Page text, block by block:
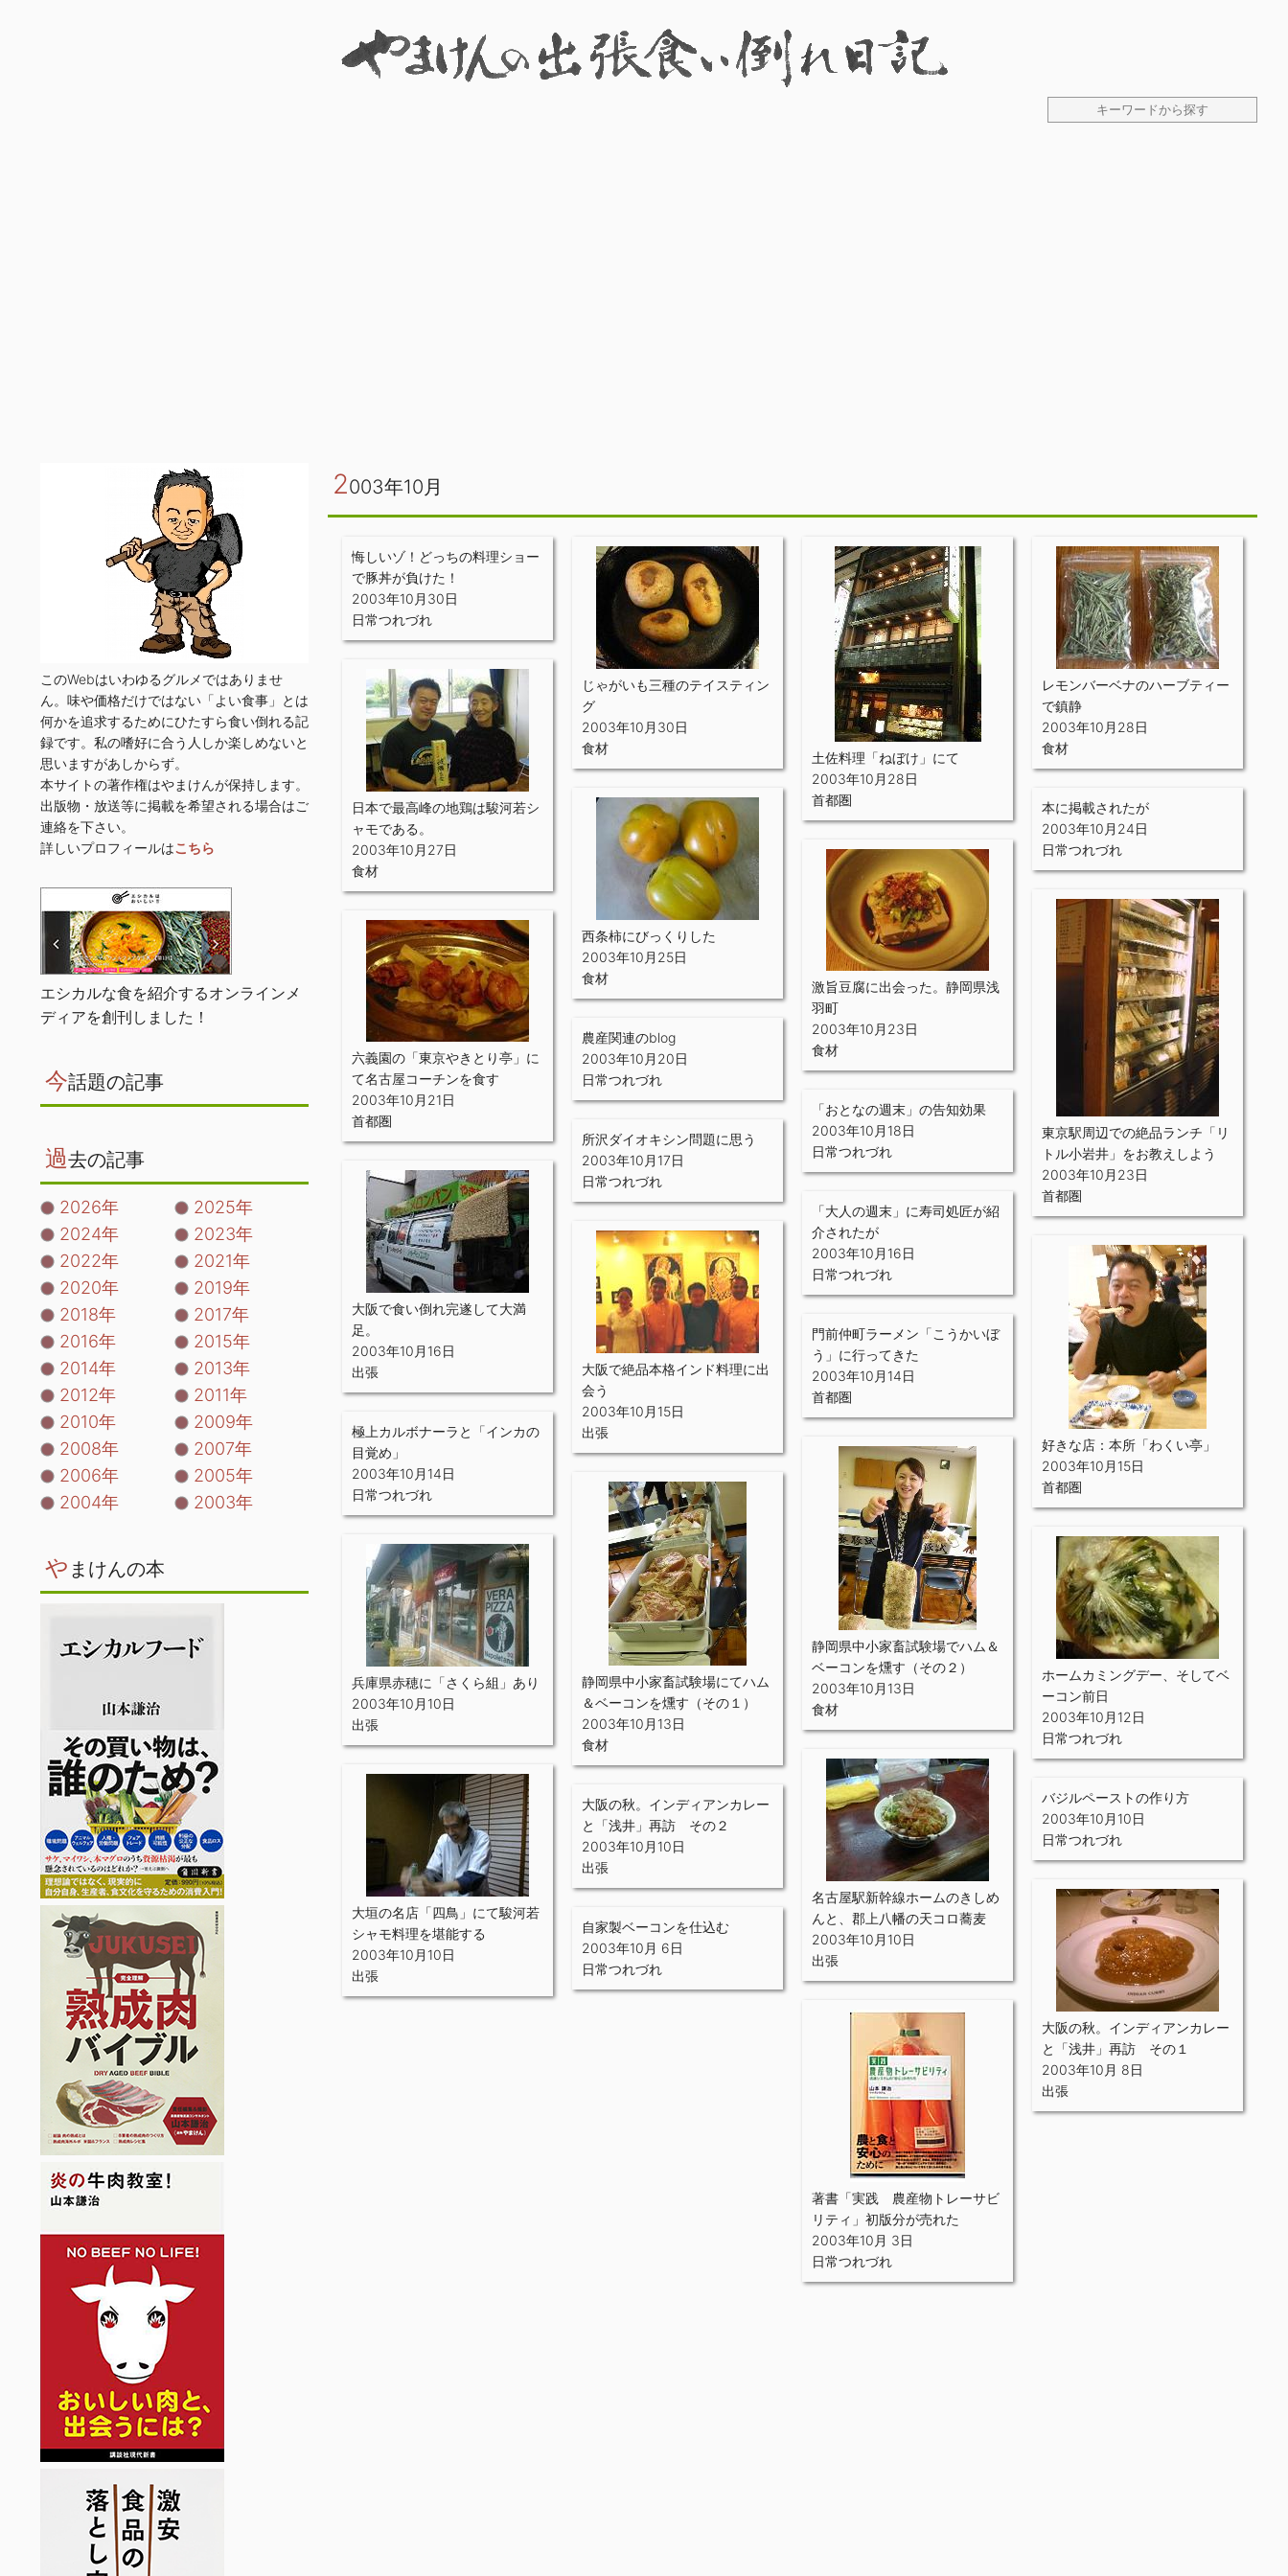
2003年10月
悔しいゾ！どっちの料理ショー
で豚丼が負けた！
2003年10月30日
日常つれづれ
じゃがいも三種のテイスティン
グ
2003年10月30日
食材
土佐料理「ねぼけ」にて
2003年10月28日
首都圏
レモンバーベナのハーブティー
で鎮静
2003年10月28日
食材
日本で最高峰の地鶏は駿河若シ
ャモである。
2003年10月27日
食材
西条柿にびっくりした
2003年10月25日
食材
本に掲載されたが
2003年10月24日
日常つれづれ
激旨豆腐に出会った。静岡県浅
羽町
2003年10月23日
食材
東京駅周辺での絶品ランチ「リ
トル小岩井」をお教えしよう
2003年10月23日
首都圏
六義園の「東京やきとり亭」に
て名古屋コーチンを食す
2003年10月21日
首都圏
農産関連のblog
2003年10月20日
日常つれづれ
「おとなの週末」の告知効果
2003年10月18日
日常つれづれ
所沢ダイオキシン問題に思う
2003年10月17日
日常つれづれ
大阪で食い倒れ完遂して大満
足。
2003年10月16日
出張
「大人の週末」に寿司処匠が紹
介されたが
2003年10月16日
日常つれづれ
大阪で絶品本格インド料理に出
会う
2003年10月15日
出張
好きな店：本所「わくい亭」
2003年10月15日
首都圏
門前仲町ラーメン「こうかいぼ
う」に行ってきた
2003年10月14日
首都圏
極上カルボナーラと「インカの
目覚め」
2003年10月14日
日常つれづれ
静岡県中小家畜試験場でハム＆
ベーコンを燻す（その２）
2003年10月13日
食材
静岡県中小家畜試験場にてハム
＆ベーコンを燻す（その１）
2003年10月13日
食材
ホームカミングデー、そしてベ
ーコン前日
2003年10月12日
日常つれづれ
兵庫県赤穂に「さくら組」あり
2003年10月10日
出張
名古屋駅新幹線ホームのきしめ
んと、郡上八幡の天コロ蕎麦
2003年10月10日
出張
大垣の名店「四鳥」にて駿河若
シャモ料理を堪能する
2003年10月10日
出張
バジルペーストの作り方
2003年10月10日
日常つれづれ
大阪の秋。インディアンカレー
と「浅井」再訪 その２
2003年10月10日
出張
大阪の秋。インディアンカレー
と「浅井」再訪 その１
2003年10月 8日
出張
自家製ベーコンを仕込む
2003年10月 6日
日常つれづれ
著書「実践 農産物トレーサビ
リティ」初版分が売れた
2003年10月 3日
日常つれづれ
このWebはいわゆるグルメではありませ
ん。味や価格だけではない「よい食事」とは
何かを追求するためにひたすら食い倒れる記
録です。私の嗜好に合う人しか楽しめないと
思いますがあしからず。
本サイトの著作権はやまけんが保持します。
出版物・放送等に掲載を希望される場合はご
連絡を下さい。
詳しいプロフィールはこちら
エシカルな食を紹介するオンラインメ
ディアを創刊しました！
今話題の記事
過去の記事
2026年
2025年
2024年
2023年
2022年
2021年
2020年
2019年
2018年
2017年
2016年
2015年
2014年
2013年
2012年
2011年
2010年
2009年
2008年
2007年
2006年
2005年
2004年
2003年
や まけんの本